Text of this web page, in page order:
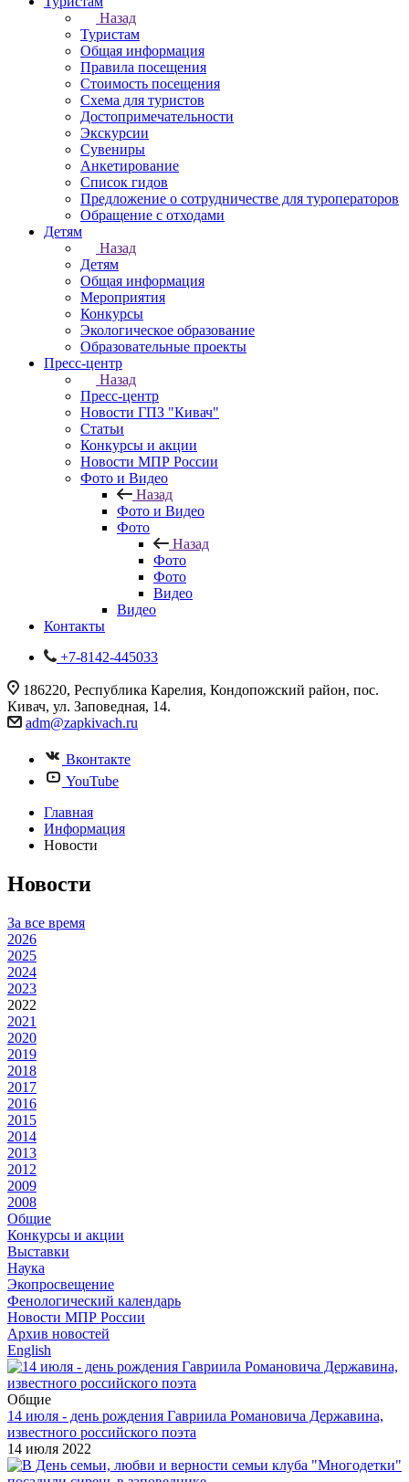
Назад
Туристам
Общая информация
Правила посещения
Стоимость посещения
Схема для туристов
Достопримечательности
Экскурсии
Сувениры
Анкетирование
Список гидов
Предложение о сотрудничестве для туроператоров
Обращение с отходами
Детям
Назад
Детям
Общая информация
Мероприятия
Конкурсы
Экологическое образование
Образовательные проекты
Пресс-центр
Назад
Пресс-центр
Новости ГПЗ "Кивач"
Статьи
Конкурсы и акции
Новости МПР России
Фото и Видео
Назад
Фото и Видео
Фото
Назад
Фото
Фото
Видео
Видео
Контакты
+7-8142-445033
186220, Республика Карелия, Кондопожский район, пос.
Кивач, ул. Заповедная, 14.
adm@zapkivach.ru
Вконтакте
YouTube
Главная
Информация
Новости
Новости
За все время
2026
2025
2024
2023
2022
2021
2020
2019
2018
2017
2016
2015
2014
2013
2012
2009
2008
Общие
Конкурсы и акции
Выставки
Наука
Экопросвещение
Фенологический календарь
Новости МПР России
Архив новостей
English
Общие
14 июля - день рождения Гавриила Романовича Державина,
известного российского поэта
14 июля 2022